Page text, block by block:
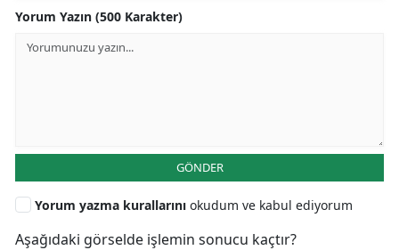
Yorum Yazın (500 Karakter)
GÖNDER
Yorum yazma kurallarını okudum ve kabul ediyorum
Aşağıdaki görselde işlemin sonucu kaçtır?